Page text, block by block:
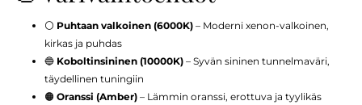
⚪ Puhtaan valkoinen (6000K) – Moderni xenon-valkoinen,
kirkas ja puhdas
🔵 Koboltinsininen (10000K) – Syvän sininen tunnelmaväri,
täydellinen tuningiin
🟠 Oranssi (Amber) – Lämmin oranssi, erottuva ja tyylikäs